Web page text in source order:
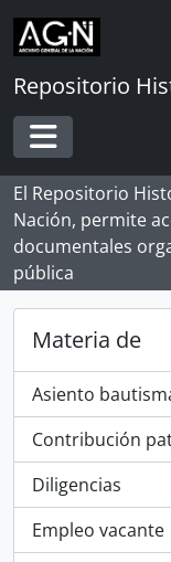
Skip to main content
Repositorio
Toggle
El Repositorio
Nación, permite
documentales
pública
Materia de
Asiento
Contribución
Diligencias
Empleo vacante